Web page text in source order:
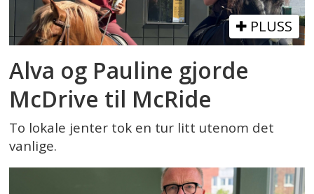
PLUSS
Alva og Pauline gjorde
McDrive til McRide
To lokale jenter tok en tur litt utenom det
vanlige.